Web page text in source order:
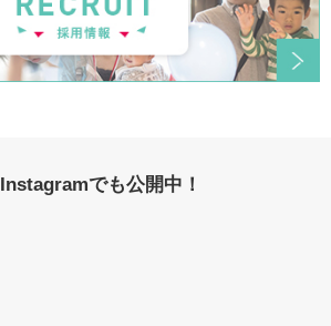
Instagramでも公開中！